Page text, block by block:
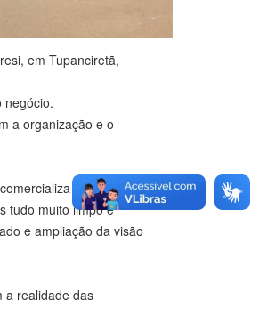
em Tupanciretã,
negócio.
a organização e o
os produtos em
tudo muito limpo e
e ampliação da visão
a realidade das